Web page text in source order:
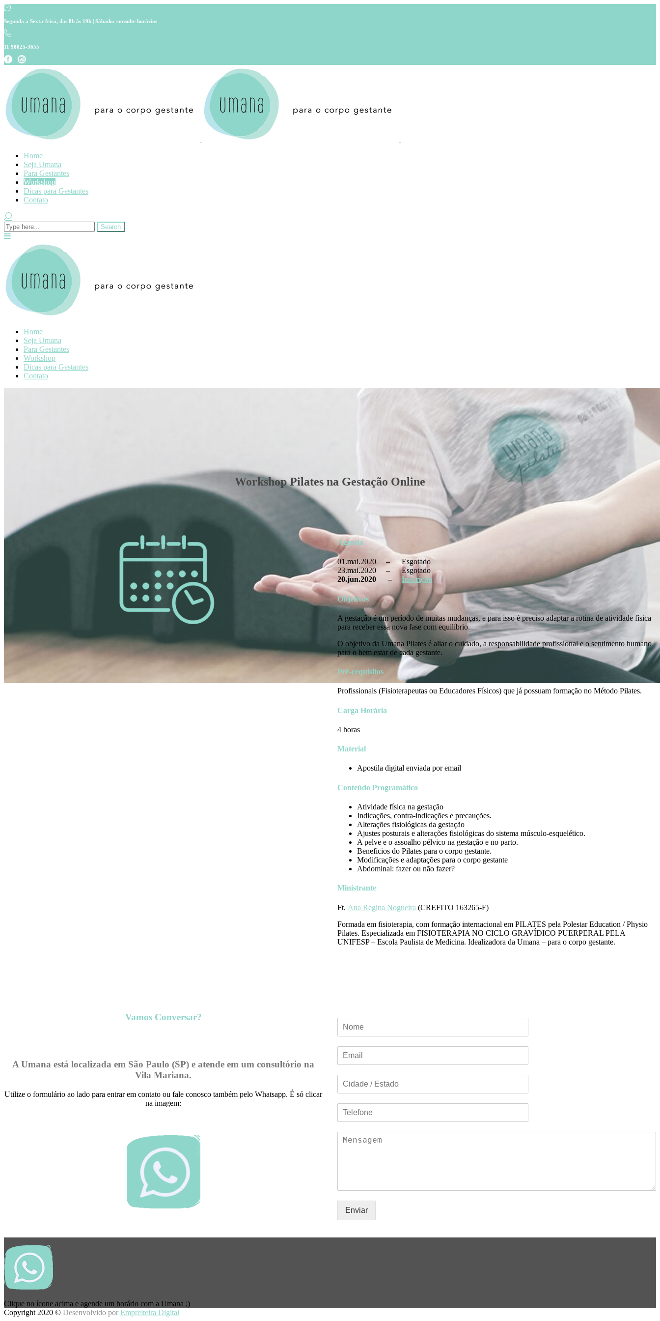
Segunda a Sexta-feira, das 8h às 19h | Sábado: consulte horários
11 98025-3655
Home
Seja Umana
Para Gestantes
Workshop
Dicas para Gestantes
Contato
Home
Seja Umana
Para Gestantes
Workshop
Dicas para Gestantes
Contato
Workshop Pilates na Gestação Online
Agenda
01.mai.2020 – Esgotado
23.mai.2020 – Esgotado
20.jun.2020 – Inscrição
Objetivos
A gestação é um período de muitas mudanças, e para isso é preciso adaptar a rotina de atividade física
para receber essa nova fase com equilíbrio.
O objetivo da Umana Pilates é aliar o cuidado, a responsabilidade profissional e o sentimento humano
para o bem estar de cada gestante.
Pré-requisitos
Profissionais (Fisioterapeutas ou Educadores Físicos) que já possuam formação no Método Pilates.
Carga Horária
4 horas
Material
Apostila digital enviada por email
Conteúdo Programático
Atividade física na gestação
Indicações, contra-indicações e precauções.
Alterações fisiológicas da gestação
Ajustes posturais e alterações fisiológicas do sistema músculo-esquelético.
A pelve e o assoalho pélvico na gestação e no parto.
Benefícios do Pilates para o corpo gestante.
Modificações e adaptações para o corpo gestante
Abdominal: fazer ou não fazer?
Ministrante
Ft. Ana Regina Nogueira (CREFITO 163265-F)
Formada em fisioterapia, com formação internacional em PILATES pela Polestar Education / Physio
Pilates. Especializada em FISIOTERAPIA NO CICLO GRAVÍDICO PUERPERAL PELA
UNIFESP – Escola Paulista de Medicina. Idealizadora da Umana – para o corpo gestante.
Vamos Conversar?
A Umana está localizada em São Paulo (SP) e atende em um consultório na
Vila Mariana.
Utilize o formulário ao lado para entrar em contato ou fale conosco também pelo Whatsapp. É só clicar
na imagem:
Enviar
Clique no ícone acima e agende um horário com a Umana ;)
Copyright 2020 © Desenvolvido por Empreiteira Digital